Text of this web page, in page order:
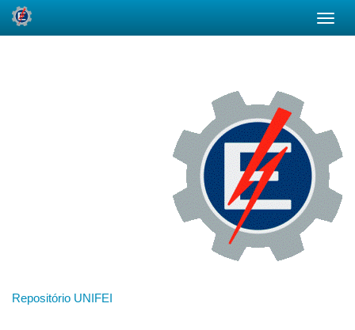
Repositório UNIFEI